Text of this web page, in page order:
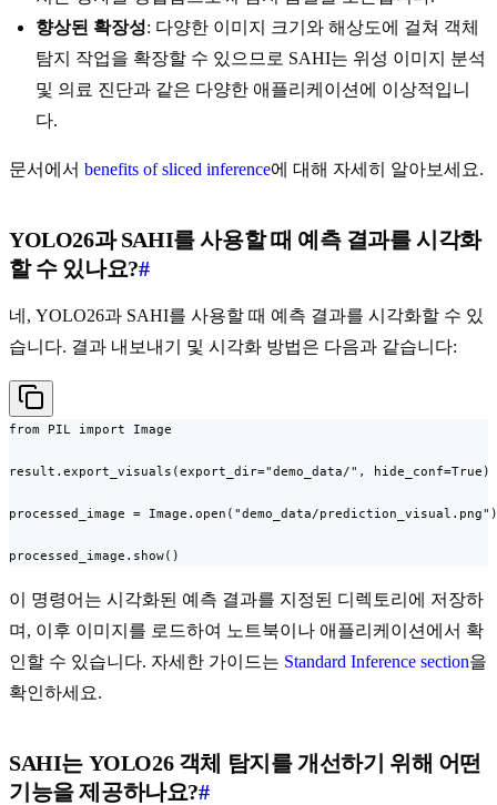
향상된 확장성: 다양한 이미지 크기와 해상도에 걸쳐 객체
탐지 작업을 확장할 수 있으므로 SAHI는 위성 이미지 분석
및 의료 진단과 같은 다양한 애플리케이션에 이상적입니
다.
문서에서 benefits of sliced inference에 대해 자세히 알아보세요.
YOLO26과 SAHI를 사용할 때 예측 결과를 시각화
할 수 있나요?#
네, YOLO26과 SAHI를 사용할 때 예측 결과를 시각화할 수 있
습니다. 결과 내보내기 및 시각화 방법은 다음과 같습니다:
from PIL import Image
result.export_visuals(export_dir="demo_data/", hide_conf=True)
processed_image = Image.open("demo_data/prediction_visual.png")
processed_image.show()
이 명령어는 시각화된 예측 결과를 지정된 디렉토리에 저장하
며, 이후 이미지를 로드하여 노트북이나 애플리케이션에서 확
인할 수 있습니다. 자세한 가이드는 Standard Inference section을
확인하세요.
SAHI는 YOLO26 객체 탐지를 개선하기 위해 어떤
기능을 제공하나요?#